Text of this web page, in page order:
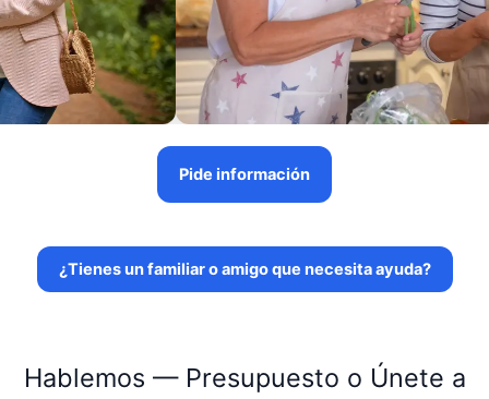
Pide información
¿Tienes un familiar o amigo que necesita ayuda?
Hablemos — Presupuesto o Únete a